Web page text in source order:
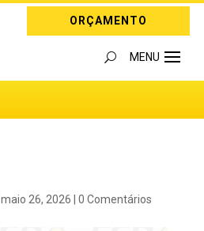
ORÇAMENTO
maio 26, 2026 | 0 Comentários